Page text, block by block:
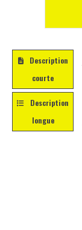
Description
courte
Description
longue